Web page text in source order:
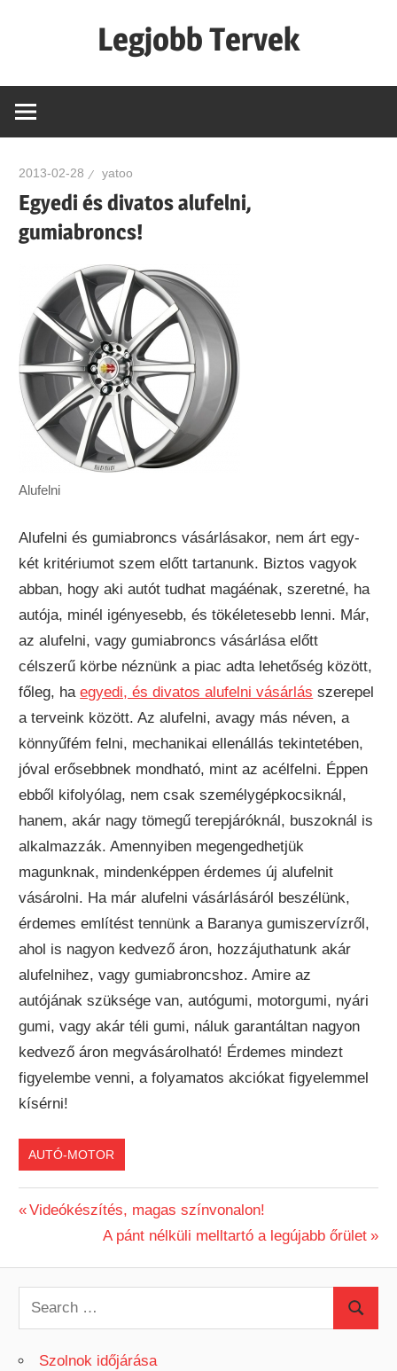
Legjobb Tervek
mindig
jó
tervünk…!
2013-02-28 yatoo
Egyedi és divatos alufelni,
gumiabroncs!
Alufelni
Alufelni és gumiabroncs vásárlásakor, nem árt egy-
két kritériumot szem előtt tartanunk. Biztos vagyok
abban, hogy aki autót tudhat magáénak, szeretné, ha
autója, minél igényesebb, és tökéletesebb lenni. Már,
az alufelni, vagy gumiabroncs vásárlása előtt
célszerű körbe néznünk a piac adta lehetőség között,
főleg, haegyedi, és divatos alufelni vásárlás szerepel
a terveink között. Az alufelni, avagy más néven, a
könnyűfém felni, mechanikai ellenállás tekintetében,
jóval erősebbnek mondható, mint az acélfelni. Éppen
ebből kifolyólag, nem csak személygépkocsiknál,
hanem, akár nagy tömegű terepjáróknál, buszoknál is
alkalmazzák. Amennyiben megengedhetjük
magunknak, mindenképpen érdemes új alufelnit
vásárolni. Ha már alufelni vásárlásáról beszélünk,
érdemes említést tennünk a Baranya gumiszervízről,
ahol is nagyon kedvező áron, hozzájuthatunk akár
alufelnihez, vagy gumiabroncshoz. Amire az
autójának szüksége van, autógumi, motorgumi, nyári
gumi, vagy akár téli gumi, náluk garantáltan nagyon
kedvező áron megvásárolható! Érdemes mindezt
figyelembe venni, a folyamatos akciókat figyelemmel
kísérni!
AUTÓ-MOTOR
Bejegyzés
navigáció
Previous
Videókészítés, magas színvonalon!
Next
A pánt nélküli melltartó a legújabb őrület
e
Szolnok időjárása